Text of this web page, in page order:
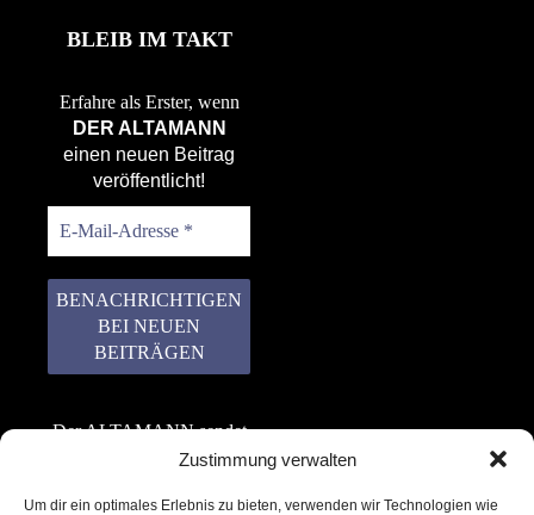
Zustimmung verwalten
Um dir ein optimales Erlebnis zu bieten, verwenden wir Technologien wie
BLEIB IM TAKT
Erfahre als Erster, wenn
DER ALTAMANN
einen neuen Beitrag
veröffentlicht!
Der ALTAMANN sendet
keinen Spam! Er gibt
weiter. Erfahre mehr in